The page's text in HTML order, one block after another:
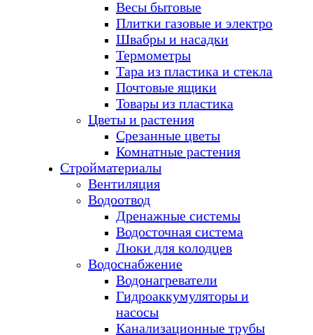
Весы бытовые
Плитки газовые и электро
Швабры и насадки
Термометры
Тара из пластика и стекла
Почтовые ящики
Товары из пластика
Цветы и растения
Срезанные цветы
Комнатные растения
Стройматериалы
Вентиляция
Водоотвод
Дренажные системы
Водосточная система
Люки для колодцев
Водоснабжение
Водонагреватели
Гидроаккумуляторы и
насосы
Канализационные трубы